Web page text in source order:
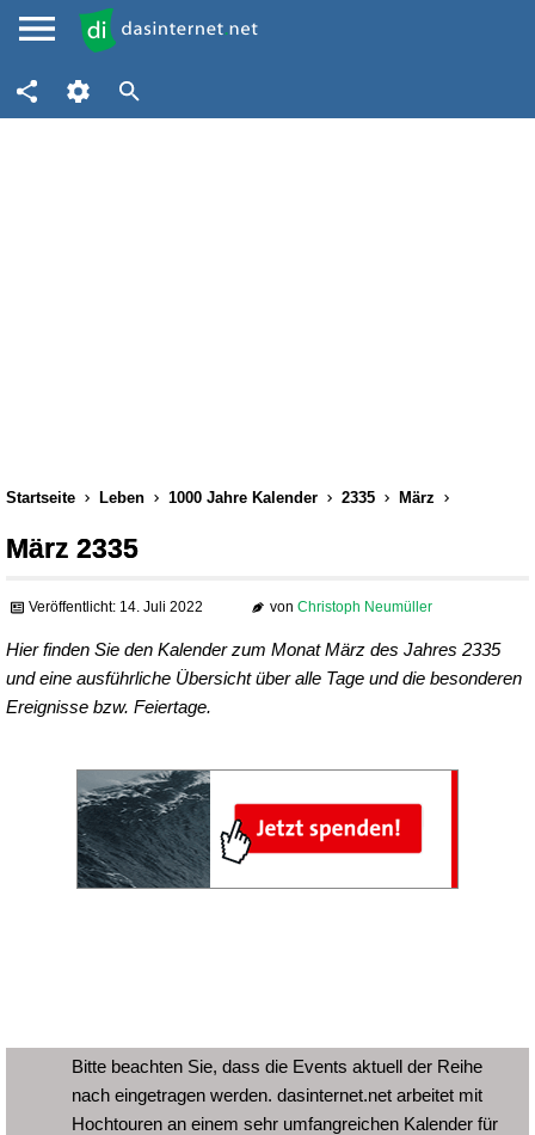
Startseite Leben 1000 Jahre Kalender 2335 März
März 2335
Veröffentlicht: 14. Juli 2022 von Christoph Neumüller
Hier finden Sie den Kalender zum Monat März des Jahres 2335
und eine ausführliche Übersicht über alle Tage und die besonderen
Ereignisse bzw. Feiertage.
Bitte beachten Sie, dass die Events aktuell der Reihe
nach eingetragen werden. dasinternet.net arbeitet mit
Hochtouren an einem sehr umfangreichen Kalender für